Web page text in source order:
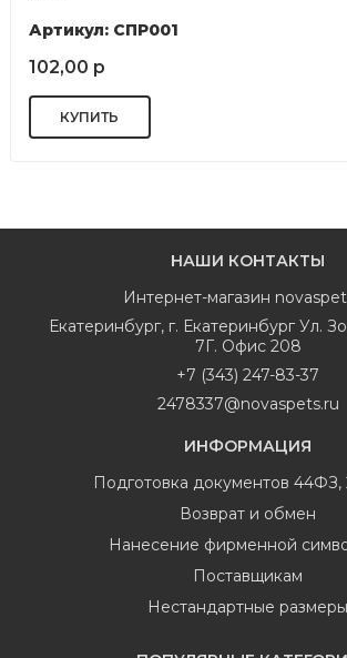
Артикул: СПР001
102,00 р
НАШИ КОНТАКТЫ
Интернет-магазин
Екатеринбург, г. Екатеринбург Ул.
7Г. Офис 208
+7 (343) 247-83-37
2478337@novaspets.ru
ИНФОРМАЦИЯ
Подготовка документов 44ФЗ,
Возврат и обмен
Нанесение фирменной
Поставщикам
Нестандартные размеры